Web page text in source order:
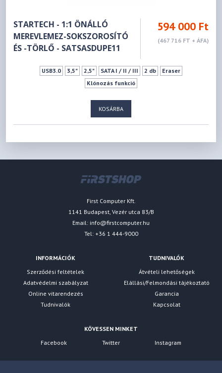
STARTECH - 1:1 ÖNÁLLÓ
MEREVLEMEZ-SOKSZOROSÍTÓ
ÉS -TÖRLŐ - SATSASDUPE11
594 000 Ft
(467 716 FT + ÁFA)
USB3.0 3,5" 2,5" SATA I / II / III 2 db
Eraser
Klónozás funkció
KOSÁRBA
First Computer Kft.
1141 Budapest, Vezér utca 83/B
Email: info@firstcomputer.hu
Tel: +36 1 444-9000
INFORMÁCIÓK
Szerződési feltételek
Adatvédelmi szabályzat
Online vitarendezés
Tudnivalók
TUDNIVALÓK
Átvételi lehetőségek
Elállási/Felmondási tájékoztató
Garancia
Kapcsolat
KÖVESSEN MINKET
Facebook
Twitter Instagram